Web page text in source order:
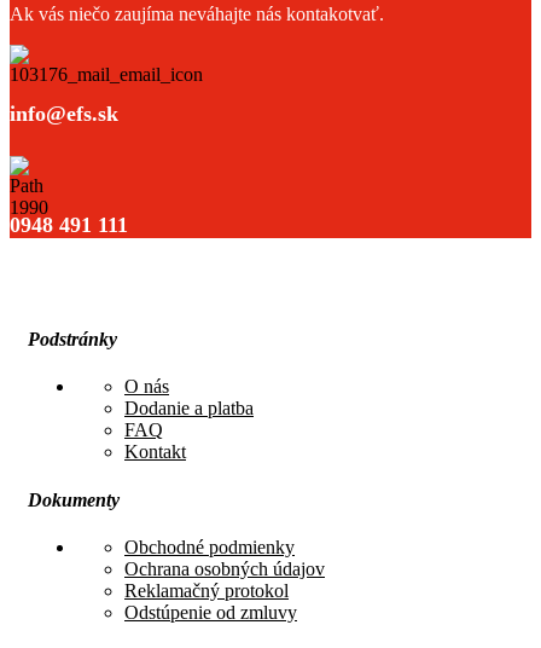
Ak vás niečo zaujíma neváhajte nás kontakotvať.
info@efs.sk
0948 491 111
Podstránky
O nás
Dodanie a platba
FAQ
Kontakt
Dokumenty
Obchodné podmienky
Ochrana osobných údajov
Reklamačný protokol
Odstúpenie od zmluvy